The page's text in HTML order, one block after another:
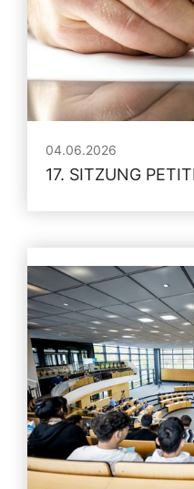
04.06.2026
17. SITZUNG